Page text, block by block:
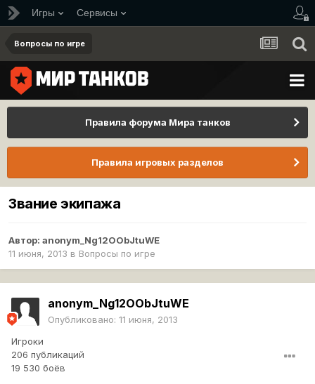
Игры Сервисы
Вопросы по игре
Правила форума Мира танков
Правила игровых разделов
Звание экипажа
Автор: anonym_Ng12OObJtuWE
11 июня, 2013 в Вопросы по игре
anonym_Ng12OObJtuWE
Опубликовано: 11 июня, 2013
Игроки
206 публикаций
19 530 боёв